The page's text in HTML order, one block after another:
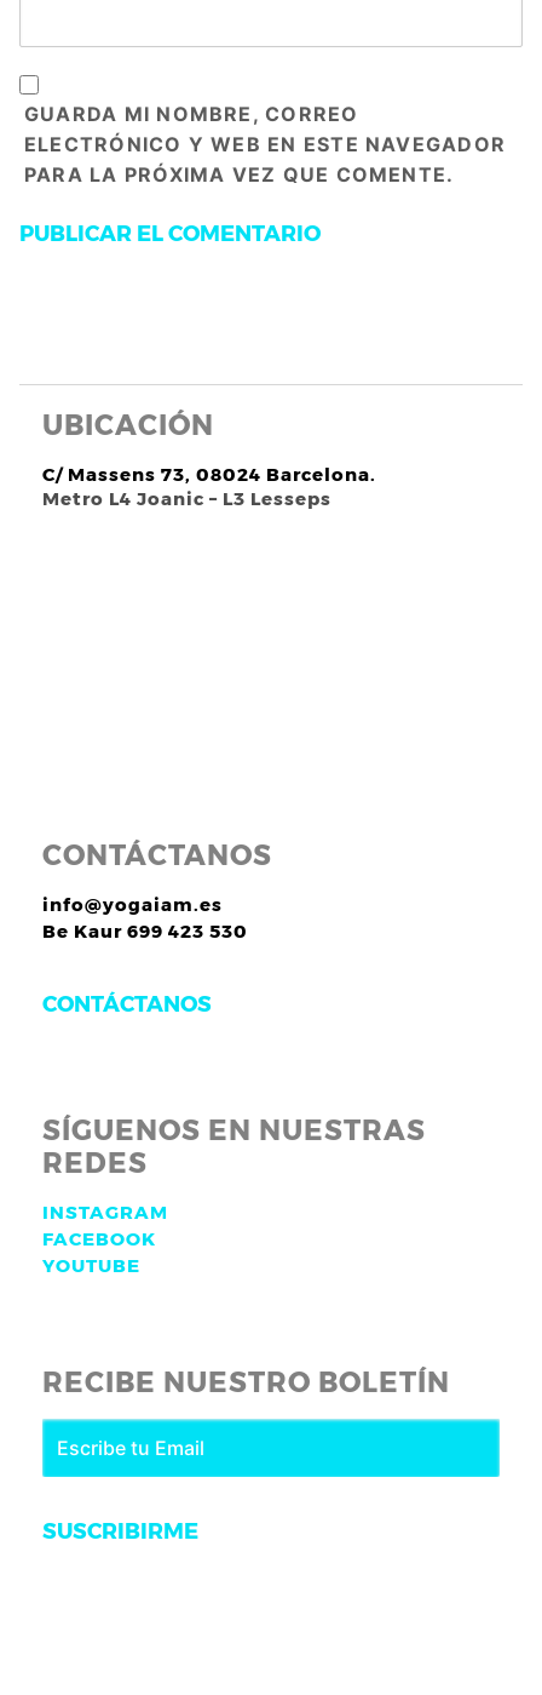
GUARDA MI NOMBRE, CORREO
ELECTRÓNICO Y WEB EN ESTE NAVEGADOR
PARA LA PRÓXIMA VEZ QUE COMENTE.
UBICACIÓN
C/ Massens 73, 08024 Barcelona.
Metro L4 Joanic – L3 Lesseps
CONTÁCTANOS
info@yogaiam.es
Be Kaur 699 423 530
CONTÁCTANOS
SÍGUENOS EN NUESTRAS
REDES
INSTAGRAM
FACEBOOK
YOUTUBE
RECIBE NUESTRO BOLETÍN
SUSCRIBIRME